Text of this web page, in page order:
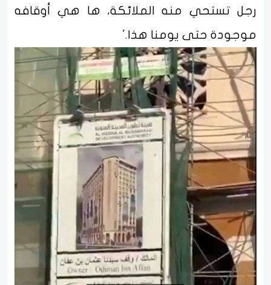
رجل تستحي منه الملائكة، ها هي أوقافه
موجودة حتى يومنا هذا.'